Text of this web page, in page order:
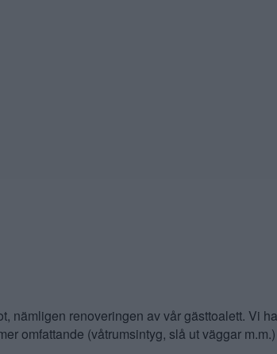
nämligen renoveringen av vår gästtoalett. Vi
omfattande (våtrumsintyg, slå ut väggar